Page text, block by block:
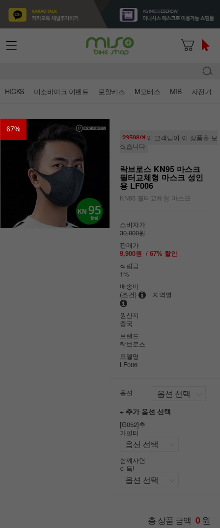
HICKS 미소바이크 이벤트 로얄키즈 M모터스 MIB 자전거
67%
23598명의 고객님이 이 상품을 보
셨습니다
락브로스 KN95 마스크
필터교체형 마스크 성인
용 LF006
KN95 필터교체형 마스크
소비자가
30,000원
판매가
9,900원 / 67% 할인
적립금
1%
배송비
(조건)
지역별
원산지
중국
브랜드
락브로스
모델명
LF006
옵션
+ 추가 옵션 선택
[G052]추
가필터
함께사면
이득!
총 상품 금액 0원